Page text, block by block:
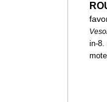
in-8.